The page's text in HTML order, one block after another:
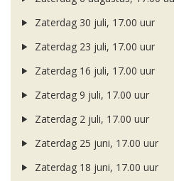
Zaterdag 30 juli, 17.00 uur
Zaterdag 23 juli, 17.00 uur
Zaterdag 16 juli, 17.00 uur
Zaterdag 9 juli, 17.00 uur
Zaterdag 2 juli, 17.00 uur
Zaterdag 25 juni, 17.00 uur
Zaterdag 18 juni, 17.00 uur